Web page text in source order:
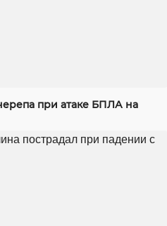
при атаке БПЛА на